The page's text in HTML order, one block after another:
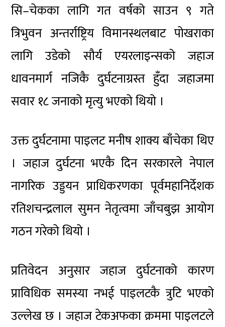
सि–चेकका लागि गत वर्षको साउन ९ गते
त्रिभुवन अन्तर्राष्ट्रिय विमानस्थलबाट पोखराका
लागि उडेको सौर्य एयरलाइन्सको जहाज
धावनमार्ग नजिकै दुर्घटनाग्रस्त हुँदा जहाजमा
सवार १८ जनाको मृत्यु भएको थियो ।
उक्त दुर्घटनामा पाइलट मनीष शाक्य बाँचेका थिए
। जहाज दुर्घटना भएकै दिन सरकारले नेपाल
नागरिक उड्डयन प्राधिकरणका पूर्वमहानिर्देशक
रतिशचन्द्रलाल सुमन नेतृत्वमा जाँचबुझ आयोग
गठन गरेको थियो ।
प्रतिवेदन अनुसार जहाज दुर्घटनाको कारण
प्राविधिक समस्या नभई पाइलटकै त्रुटि भएको
उल्लेख छ । जहाज टेकअफका क्रममा पाइलटले